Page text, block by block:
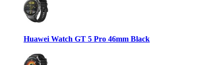
Huawei Watch GT 5 Pro 46mm Black